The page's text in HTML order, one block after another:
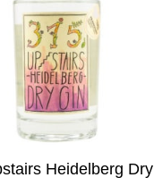
Heidelberg Dry